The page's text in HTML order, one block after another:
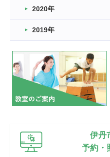
2022.11.03
緑ケ丘体育館
いたっぼーる大会☆彡
緑ケ丘体育館
2022.07.03
市内総合体育大会が開始
緑ケ丘体育館 猪名川運
2022.06.12
県知事杯争奪バレーボール大
緑ケ丘体育館
2020年
2019年
伊丹
予約・